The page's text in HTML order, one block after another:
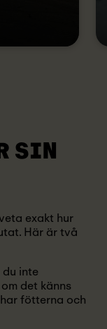
SIN
exakt hur
Här är två
inte
det känns
fötterna och